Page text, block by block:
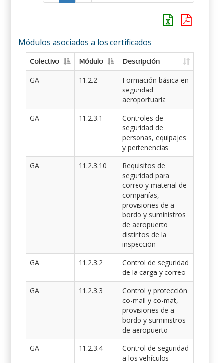
Módulos asociados a los certificados
Colectivo Módulo
Descripción
GA
11.2.2
Formación básica en
seguridad
aeroportuaria
GA
11.2.3.1
Controles de
seguridad de
personas, equipajes
y pertenencias
GA
11.2.3.10
Requisitos de
seguridad para
correo y material de
compañías,
provisiones de a
bordo y suministros
de aeropuerto
distintos de la
inspección
GA
11.2.3.2
Control de seguridad
de la carga y correo
GA
11.2.3.3
Control y protección
co-mail y co-mat,
provisiones de a
bordo y suministros
de aeropuerto
GA
11.2.3.4
Control de seguridad
a los vehículos